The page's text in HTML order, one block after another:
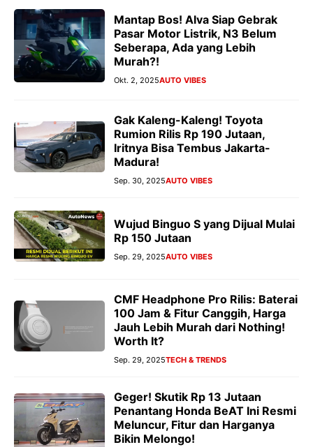
Mantap Bos! Alva Siap Gebrak
Pasar Motor Listrik, N3 Belum
Seberapa, Ada yang Lebih
Murah?!
Okt. 2, 2025AUTO VIBES
Gak Kaleng-Kaleng! Toyota
Rumion Rilis Rp 190 Jutaan,
Iritnya Bisa Tembus Jakarta-
Madura!
Sep. 30, 2025AUTO VIBES
Wujud Binguo S yang Dijual Mulai
Rp 150 Jutaan
Sep. 29, 2025AUTO VIBES
CMF Headphone Pro Rilis: Baterai
100 Jam & Fitur Canggih, Harga
Jauh Lebih Murah dari Nothing!
Worth It?
Sep. 29, 2025TECH & TRENDS
Geger! Skutik Rp 13 Jutaan
Penantang Honda BeAT Ini Resmi
Meluncur, Fitur dan Harganya
Bikin Melongo!